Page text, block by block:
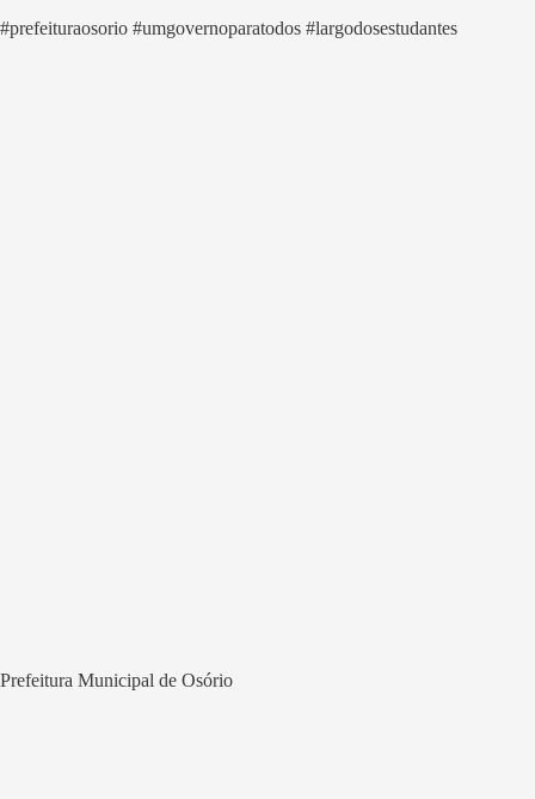
#prefeituraosorio #umgovernoparatodos #largodosestudantes
Prefeitura Municipal de Osório